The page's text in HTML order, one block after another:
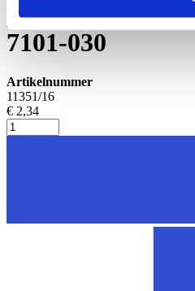
passend voor
7101-030
Artikelnummer
11351/16
€ 2,34